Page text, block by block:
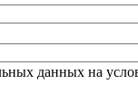
данных на